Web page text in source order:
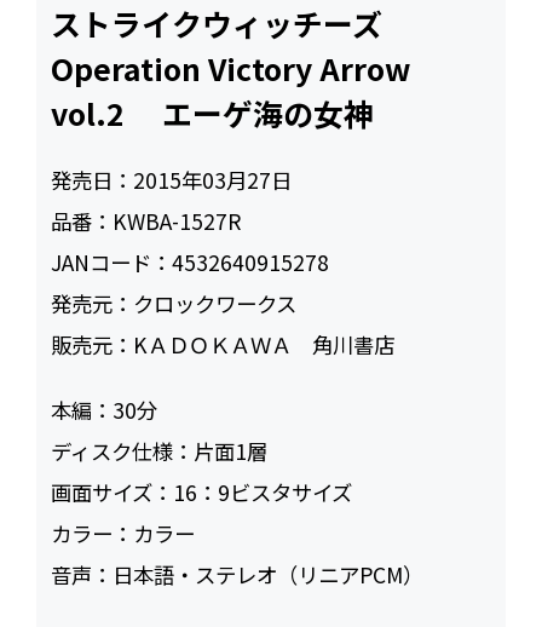
ストライクウィッチーズ
Operation Victory Arrow
vol.2 エーゲ海の女神
発売日： 2015年03月27日
品番： KWBA-1527R
JANコード：4532640915278
発売元： クロックワークス
販売元： KＡＤＯＫＡＷＡ 角川書店
本編： 30
ディスク仕様： 片面1層
画面サイズ： 16：9ビスタサイズ
カラー： カラー
音声： 日本語・ステレオ（リニアPCM）